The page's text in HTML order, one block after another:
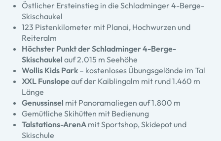
Östlicher Ersteinstieg in die Schladminger 4-Berge-
Skischaukel
123 Pistenkilometer mit Planai, Hochwurzen und
Reiteralm
Höchster Punkt der Schladminger 4-Berge-
Skischaukel auf 2.015 m Seehöhe
Wollis Kids Park – kostenloses Übungsgelände im Tal
XXL Funslopeauf der Kaiblingalm mit rund 1.460 m
Länge
Genussinsel mit Panoramaliegen auf 1.800 m
Gemütliche Skihütten mit Bedienung
Talstations-ArenA mit Sportshop, Skidepot und
Skischule